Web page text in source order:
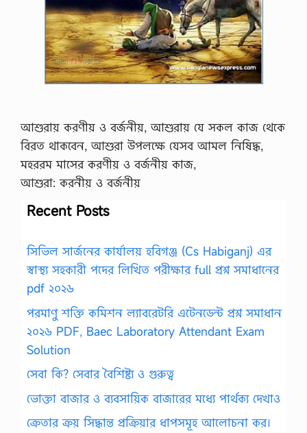
আশুরায় করণীয় ও বর্জনীয়, আশুরায় যে সকল কাজ থেকে
বিরত থাকবেন, আশুরা উপলক্ষে যেসব আমল নিষিদ্ধ,
মহররম মাসের করণীয় ও বর্জনীয় কাজ,
আশুরা: করনীয় ও বর্জনীয়
Recent Posts
সিভিল সার্জনের কার্যালয় হবিগঞ্জ (Cs Habiganj) এর
স্বাস্থ্য সহকারী পদের লিখিত পরীক্ষার full প্রশ্ন সমাধানের
pdf ২০২৬
পরমাণু শক্তি কমিশন ল্যাবরেটরি এটেনডেন্ট প্রশ্ন সমাধান
২০২৬ PDF, Baec Laboratory Attendant Exam
Solution
সেবা কি? সেবার বৈশিষ্ট্য ও গুরুত্ব
ভোক্তা বাজার ও ব্যবসায়িক বাজারের মধ্যে পার্থক্য দেখাও
ক্রেতার ক্রয় সিদ্ধান্ত প্রক্রিয়ার ধাপসমূহ আলোচনা কর।